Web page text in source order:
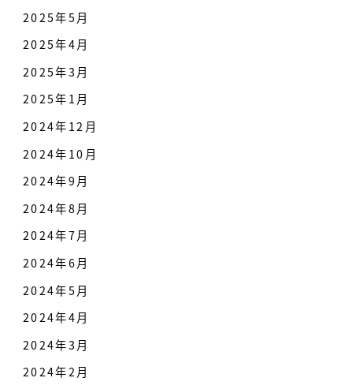
2025年5月
2025年4月
2025年3月
2025年1月
2024年12月
2024年10月
2024年9月
2024年8月
2024年7月
2024年6月
2024年5月
2024年4月
2024年3月
2024年2月